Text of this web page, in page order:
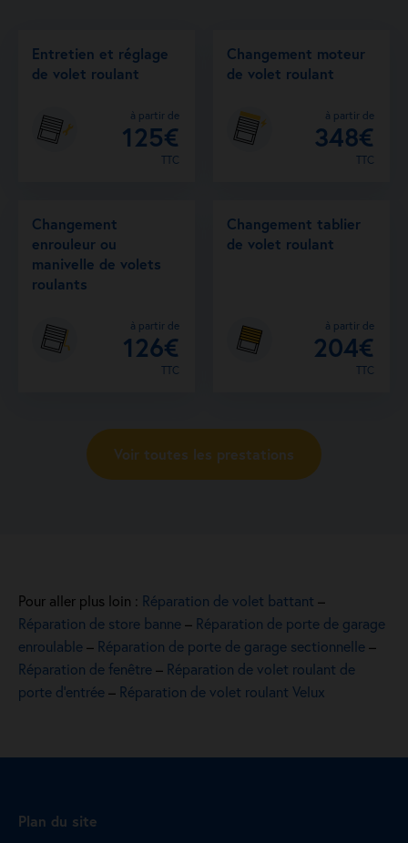
Pour aller plus loin : Réparation de volet battant –
Réparation de store banne– Réparation de porte de garage
enroulable– Réparation de porte de garage sectionnelle–
Réparation de fenêtre– Réparation de volet roulant de
porte d’entrée– Réparation de volet roulant Velux
Entretien et réglage
de volet roulant
à partir de
125€
TTC
Changement moteur
de volet roulant
à partir de
348€
TTC
Changement
enrouleur ou
manivelle de volets
roulants
à partir de
126€
TTC
Changement tablier
de volet roulant
à partir de
204€
TTC
Voir toutes les prestations
Plan du site